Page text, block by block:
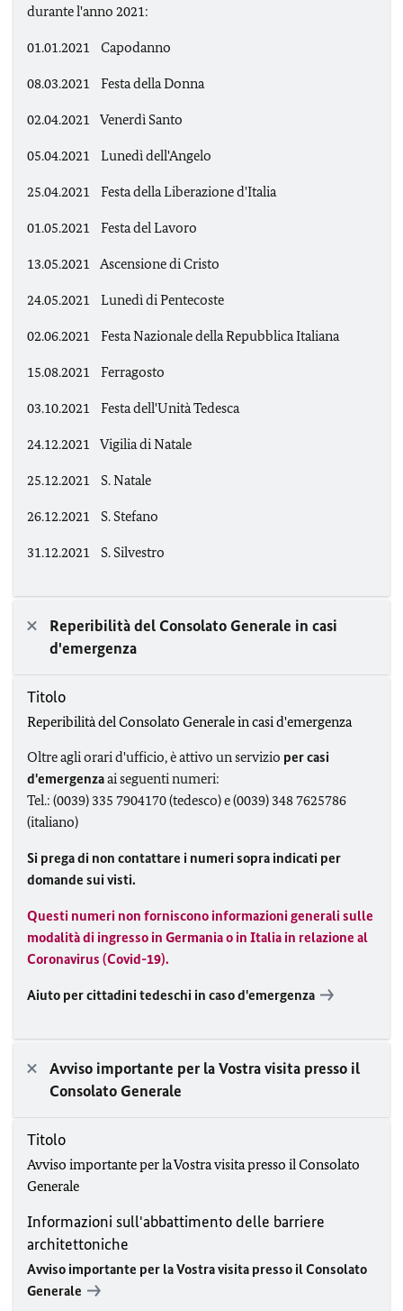
durante l'anno 2021:
01.01.2021 Capodanno
08.03.2021 Festa della Donna
02.04.2021 Venerdì Santo
05.04.2021 Lunedì dell'Angelo
25.04.2021 Festa della Liberazione d'Italia
01.05.2021 Festa del Lavoro
13.05.2021 Ascensione di Cristo
24.05.2021 Lunedì di Pentecoste
02.06.2021 Festa Nazionale della Repubblica Italiana
15.08.2021 Ferragosto
03.10.2021 Festa dell'Unità Tedesca
24.12.2021 Vigilia di Natale
25.12.2021 S. Natale
26.12.2021 S. Stefano
31.12.2021 S. Silvestro
Reperibilità del Consolato Generale in casi
d'emergenza
Titolo
Reperibilità del Consolato Generale in casi d'emergenza
Oltre agli orari d'ufficio, è attivo un servizio per casi
d'emergenzaai seguenti numeri:
Tel.: (0039) 335 7904170 (tedesco) e (0039) 348 7625786
(italiano)
Si prega di non contattare i numeri sopra indicati per
domande sui visti.
Questi numeri non forniscono informazioni generali sulle
modalità di ingresso in Germania o in Italia in relazione al
Coronavirus (Covid-19).
Aiuto per cittadini tedeschi in caso d'emergenza
Avviso importante per la Vostra visita presso il
Consolato Generale
Titolo
Avviso importante per la Vostra visita presso il Consolato
Generale
Informazioni sull'abbattimento delle barriere
architettoniche
Avviso importante per la Vostra visita presso il Consolato
Generale